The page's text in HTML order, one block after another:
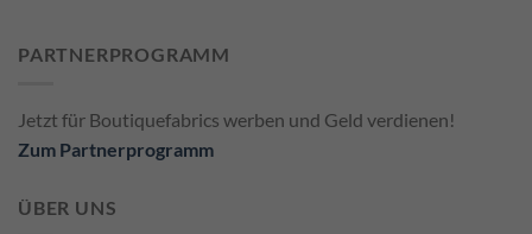
PARTNERPROGRAMM
Jetzt für Boutiquefabrics werben und Geld verdienen!
Zum Partnerprogramm
ÜBER UNS